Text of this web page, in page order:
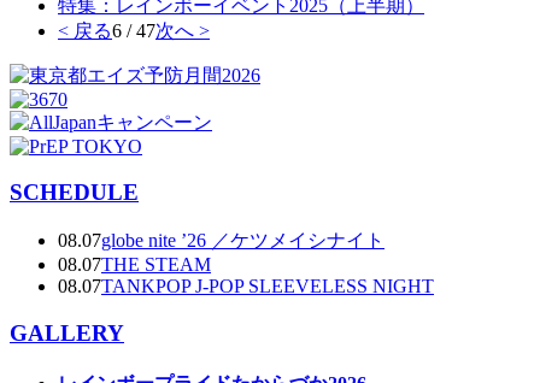
特集：レインボーイベント2025（上半期）
< 戻る6 / 47次へ >
SCHEDULE
08.07globe nite ’26 ／ケツメイシナイト
08.07THE STEAM
08.07TANKPOP J-POP SLEEVELESS NIGHT
GALLERY